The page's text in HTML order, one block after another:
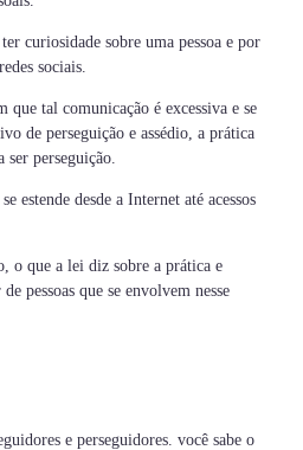
curiosidade sobre uma pessoa e por
sociais.
que tal comunicação é excessiva e se
de perseguição e assédio, a prática
ser perseguição.
se estende desde a Internet até acessos
o que a lei diz sobre a prática e
pessoas que se envolvem nesse
e perseguidores. você sabe o